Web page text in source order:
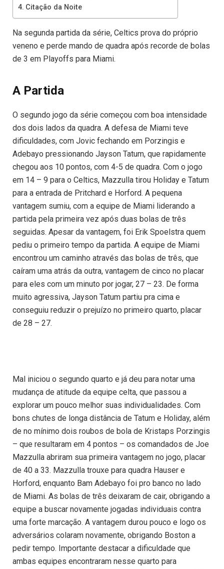
Citação da Noite
Na segunda partida da série, Celtics prova do próprio
veneno e perde mando de quadra após recorde de bolas
de 3 em Playoffs para Miami.
A Partida
O segundo jogo da série começou com boa intensidade
dos dois lados da quadra. A defesa de Miami teve
dificuldades, com Jovic fechando em Porzingis e
Adebayo pressionando Jayson Tatum, que rapidamente
chegou aos 10 pontos, com 4-5 de quadra. Com o jogo
em 14 – 9 para o Celtics, Mazzulla tirou Holiday e Tatum
para a entrada de Pritchard e Horford. A pequena
vantagem sumiu, com a equipe de Miami liderando a
partida pela primeira vez após duas bolas de três
seguidas. Apesar da vantagem, foi Erik Spoelstra quem
pediu o primeiro tempo da partida. A equipe de Miami
encontrou um caminho através das bolas de três, que
caíram uma atrás da outra, vantagem de cinco no placar
para eles com um minuto por jogar, 27 – 23. De forma
muito agressiva, Jayson Tatum partiu pra cima e
conseguiu reduzir o prejuízo no primeiro quarto, placar
de 28 – 27.
Mal iniciou o segundo quarto e já deu para notar uma
mudança de atitude da equipe celta, que passou a
explorar um pouco melhor suas individualidades. Com
bons chutes de longa distância de Tatum e Holiday, além
de no mínimo dois roubos de bola de Kristaps Porzingis
– que resultaram em 4 pontos – os comandados de Joe
Mazzulla abriram sua primeira vantagem no jogo, placar
de 40 a 33. Mazzulla trouxe para quadra Hauser e
Horford, enquanto Bam Adebayo foi pro banco no lado
de Miami. As bolas de três deixaram de cair, obrigando a
equipe a buscar novamente jogadas individuais contra
uma forte marcação. A vantagem durou pouco e logo os
adversários colaram novamente, obrigando Boston a
pedir tempo. Importante destacar a dificuldade que
ambas equipes encontraram nesse quarto para